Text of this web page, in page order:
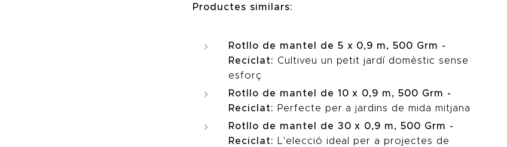
Productes similars:
Rotllo de mantel de 5 x 0,9 m, 500 Grm -
Reciclat: Cultiveu un petit jardí domèstic sense
esforç
Rotllo de mantel de 10 x 0,9 m, 500 Grm -
Reciclat: Perfecte per a jardins de mida mitjana
Rotllo de mantel de 30 x 0,9 m, 500 Grm -
Reciclat: L'elecció ideal per a projectes de